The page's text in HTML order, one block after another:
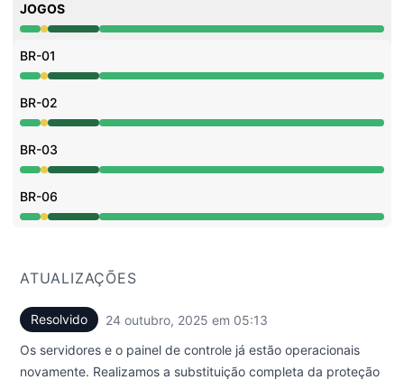
JOGOS
Desempenho degradado undefined 1:31 AM para 1:51
BR-01
Desempenho degradado undefined 1:31 AM para 1:51
BR-02
Desempenho degradado undefined 1:31 AM para 1:51
BR-03
Desempenho degradado undefined 1:31 AM para 1:51
BR-06
Desempenho degradado undefined 1:31 AM para 1:51
ATUALIZAÇÕES
Resolvido 24 outubro, 2025 em 05:13
Os servidores e o painel de controle já estão operacionais
novamente. Realizamos a substituição completa da proteção